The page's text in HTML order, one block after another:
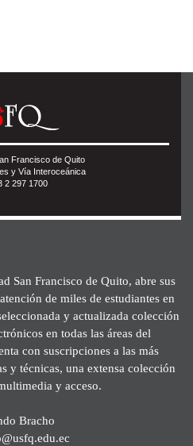
Francisco de Quito
y Vía Interoceánica
2 297 1700
San Francisco de Quito, abre sus
de miles de estudiantes en
y actualizada colección
en todas las áreas del
con suscripciones a las más
y técnicas, una extensa colección
y acceso.
Bracho